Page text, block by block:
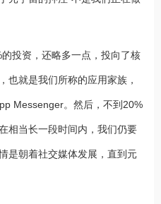
投资，还略多一点，投向了核
也就是我们所称的应用家族，
Messenger。然后，不到20%
相当长一段时间内，我们仍要
是朝着社交媒体发展，直到元